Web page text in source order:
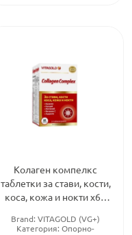
Колаген компелкс
таблетки за стави, кости,
коса, кожа и нокти х60
Brand: VITAGOLD (VG+)
Категория: Опорно-